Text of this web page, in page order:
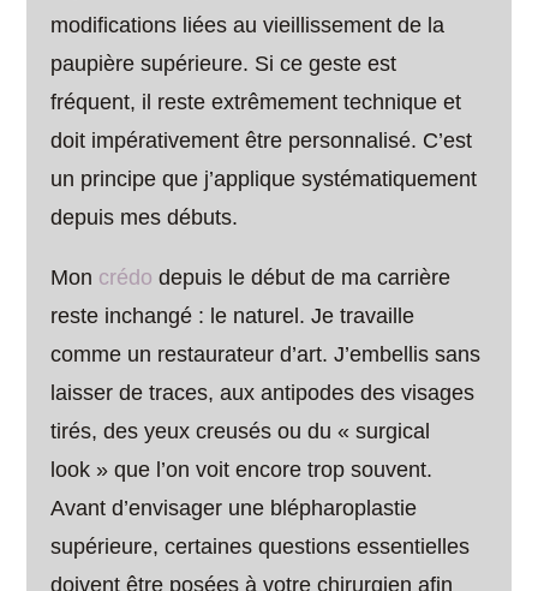
modifications liées au vieillissement de la
paupière supérieure. Si ce geste est
fréquent, il reste extrêmement technique et
doit impérativement être personnalisé. C’est
un principe que j’applique systématiquement
depuis mes débuts.
Mon crédo depuis le début de ma carrière
reste inchangé : le naturel. Je travaille
comme un restaurateur d’art. J’embellis sans
laisser de traces, aux antipodes des visages
tirés, des yeux creusés ou du « surgical
look » que l’on voit encore trop souvent.
Avant d’envisager une blépharoplastie
supérieure, certaines questions essentielles
doivent être posées à votre chirurgien afin